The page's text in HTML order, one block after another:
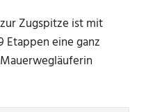
Zugspitze ist mit
Etappen eine ganz